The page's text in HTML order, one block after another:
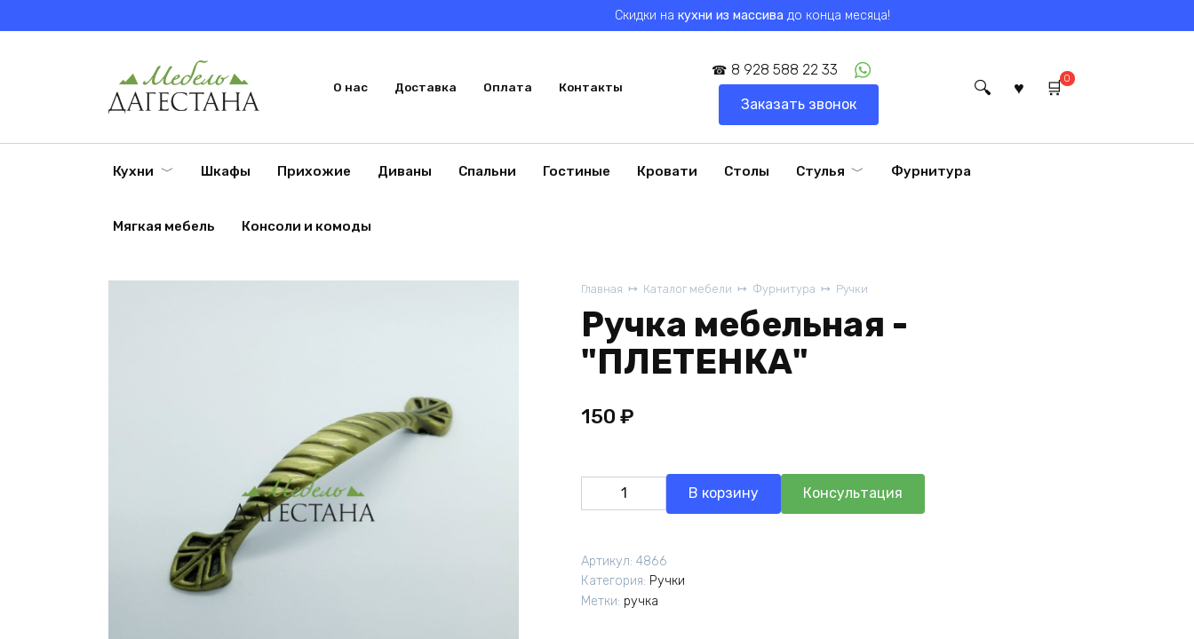
к
Скидки на кухни из массива до конца месяца!
О нас Доставка Оплата Контакты
8 928 588 22 33
Заказать звонок
0
Кухни Шкафы Прихожие Диваны Спальни Гостиные Кровати Столы Стулья Фурнитура
Мягкая мебель Консоли и комоды
Главная Каталог мебели Фурнитура Ручки
Ручка мебельная -
"ПЛЕТЕНКА"
150 ₽
Количество
товара
-
"ПЛЕТЕНКА"
В корзину Консультация
Артикул: 4866
Категория: Ручки
Метки: ручка